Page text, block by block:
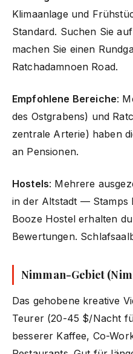
Klimaanlage und
Standard. Suchen Sie
machen Sie einen
Ratchadamnoen Road.
Empfohlene Bereiche:
des Ostgrabens) und
zentrale Arterie) haben
an Pensionen.
Hostels: Mehrere
in der Altstadt — Stamps
Booze Hostel erhalten
Bewertungen.
Nimman-Gebiet
Das gehobene kreative
Teurer (20-45 $/Nacht
besserer Kaffee, Co-